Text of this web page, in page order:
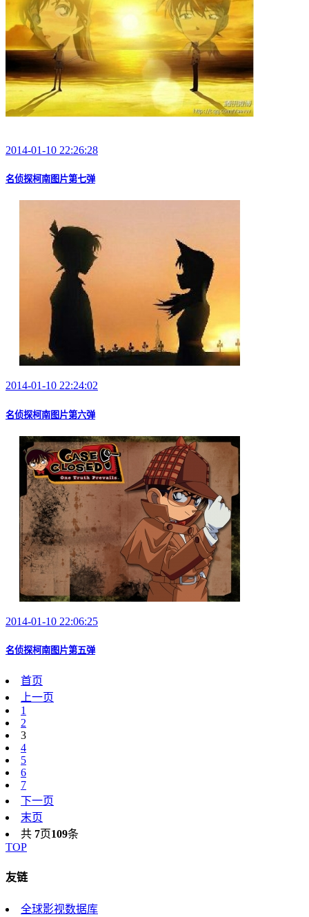
2014-01-10 22:26:28
名侦探柯南图片第七弹
2014-01-10 22:24:02
名侦探柯南图片第六弹
2014-01-10 22:06:25
名侦探柯南图片第五弹
首页
上一页
1
2
3
4
5
6
7
下一页
末页
共 7页109条
TOP
友链
全球影视数据库